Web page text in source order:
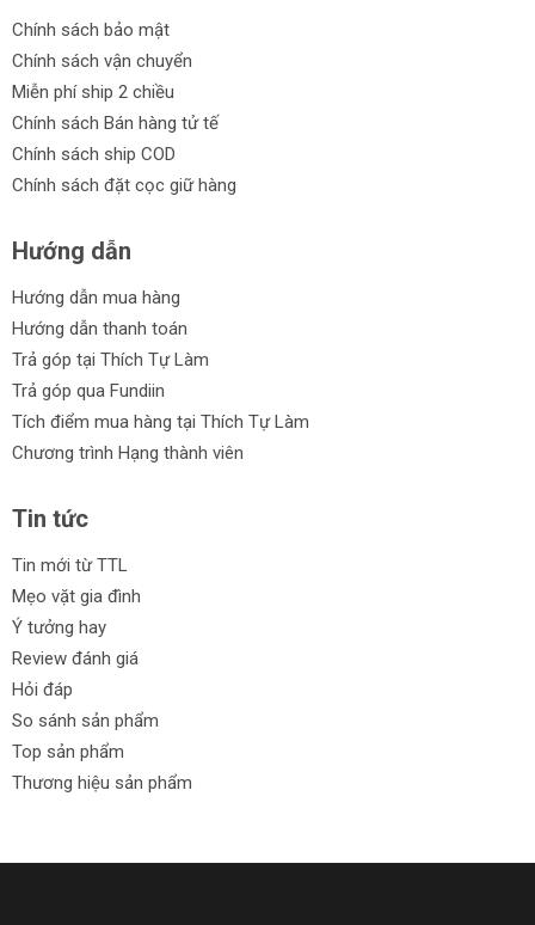
Chính sách bảo mật
Chính sách vận chuyển
Miễn phí ship 2 chiều
Chính sách Bán hàng tử tế
Chính sách ship COD
Chính sách đặt cọc giữ hàng
Hướng dẫn
Hướng dẫn mua hàng
Hướng dẫn thanh toán
Trả góp tại Thích Tự Làm
Trả góp qua Fundiin
Tích điểm mua hàng tại Thích Tự Làm
Chương trình Hạng thành viên
Tin tức
Tin mới từ TTL
Mẹo vặt gia đình
Ý tưởng hay
Review đánh giá
Hỏi đáp
So sánh sản phẩm
Top sản phẩm
Thương hiệu sản phẩm